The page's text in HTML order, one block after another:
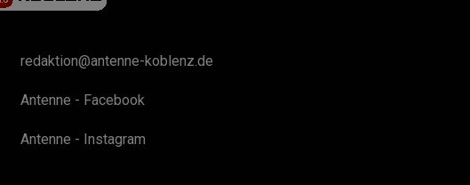
redaktion@antenne-koblenz.de
Antenne - Facebook
Antenne - Instagram